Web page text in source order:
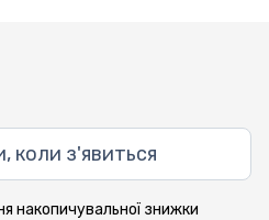
коли з'явиться
накопичувальної знижки